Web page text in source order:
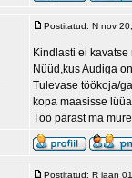
Postitatud: N nov
Kindlasti ei
Nüüd,kus Audiga
Tulevase töökoja/
kopa maasisse
Töö pärast ma
Postitatud: R jaan